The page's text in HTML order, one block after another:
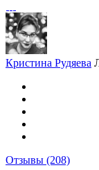
Кристина Рудяева
Отзывы (208)